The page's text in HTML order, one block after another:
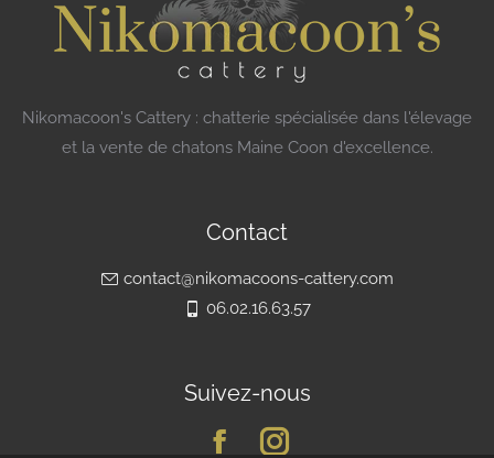
Nikomacoon's Cattery : chatterie spécialisée dans l'élevage
et la vente de chatons Maine Coon d'excellence.
Contact
contact@nikomacoons-cattery.com
06.02.16.63.57
Suivez-nous